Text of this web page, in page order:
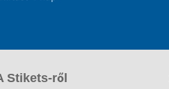
Stikets-ről